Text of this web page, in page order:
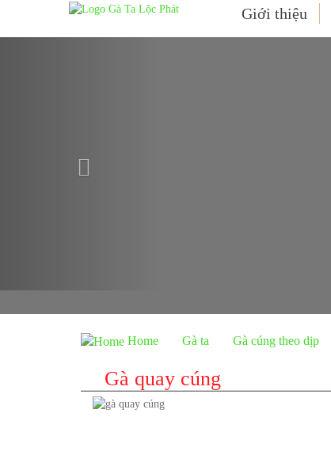
Giới thiệu
Home Gà ta Gà cúng theo dịp
Gà quay cúng